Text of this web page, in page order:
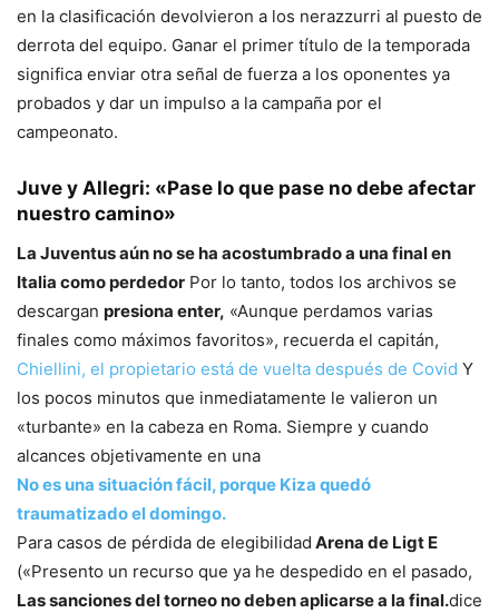
en la clasificación devolvieron a los nerazzurri al puesto de
derrota del equipo. Ganar el primer título de la temporada
significa enviar otra señal de fuerza a los oponentes ya
probados y dar un impulso a la campaña por el
campeonato.
Juve y Allegri: «Pase lo que pase no debe afectar
nuestro camino»
La Juventus aún no se ha acostumbrado a una final en
Italia como perdedor Por lo tanto, todos los archivos se
descargan presiona enter, «Aunque perdamos varias
finales como máximos favoritos», recuerda el capitán,
Chiellini, el propietario está de vuelta después de Covid Y
los pocos minutos que inmediatamente le valieron un
«turbante» en la cabeza en Roma. Siempre y cuando
alcances objetivamente en una
No es una situación fácil, porque Kiza quedó
traumatizado el domingo.
Para casos de pérdida de elegibilidad Arena de Ligt E
(«Presento un recurso que ya he despedido en el pasado,
Las sanciones del torneo no deben aplicarse a la final.dice